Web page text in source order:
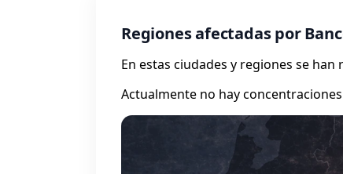
Regiones afectadas por
En estas ciudades y regiones se
Actualmente no hay